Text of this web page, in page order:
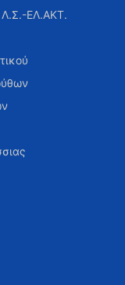
Λ.Σ.-ΕΛ.ΑΚΤ.